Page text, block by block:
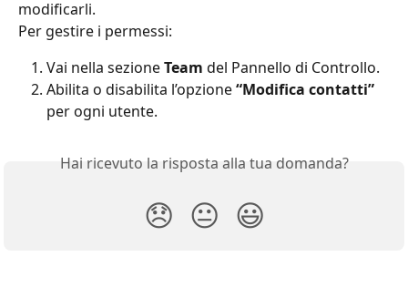
modificarli.
Per gestire i permessi:
Vai nella sezione Team del Pannello di Controllo.
Abilita o disabilita l’opzione “Modifica contatti”
per ogni utente.
Hai ricevuto la risposta alla tua domanda?
😞 😐 😃